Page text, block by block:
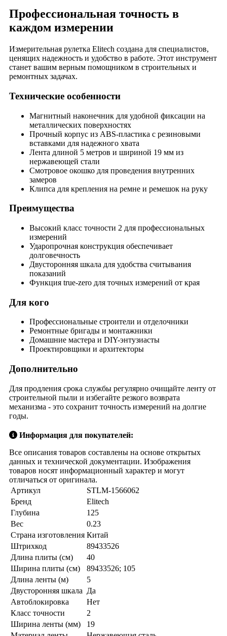
Профессиональная точность в
каждом измерении
Измерительная рулетка Elitech создана для специалистов,
ценящих надежность и удобство в работе. Этот инструмент
станет вашим верным помощником в строительных и
ремонтных задачах.
Технические особенности
Магнитный наконечник для удобной фиксации на
металлических поверхностях
Прочный корпус из ABS-пластика с резиновыми
вставками для надежного хвата
Лента длиной 5 метров и шириной 19 мм из
нержавеющей стали
Смотровое окошко для проведения внутренних
замеров
Клипса для крепления на ремне и ремешок на руку
Преимущества
Высокий класс точности 2 для профессиональных
измерений
Ударопрочная конструкция обеспечивает
долговечность
Двусторонняя шкала для удобства считывания
показаний
Функция true-zero для точных измерений от края
Для кого
Профессиональные строители и отделочники
Ремонтные бригады и монтажники
Домашние мастера и DIY-энтузиасты
Проектировщики и архитекторы
Дополнительно
Для продления срока службы регулярно очищайте ленту от
строительной пыли и избегайте резкого возврата
механизма - это сохранит точность измерений на долгие
годы.
Информация для покупателей:
Все описания товаров составлены на основе открытых
данных и технической документации. Изображения
товаров носят информационный характер и могут
отличаться от оригинала.
Артикул
STLM-1566062
Бренд
Elitech
Глубина
125
Вес
0.23
Страна изготовления Китай
Штрихкод
89433526
Длина плиты (см)
40
Ширина плиты (см)
89433526; 105
Длина ленты (м)
5
Двусторонняя шкала Да
Автоблокировка
Нет
Класс точности
2
Ширина ленты (мм)
19